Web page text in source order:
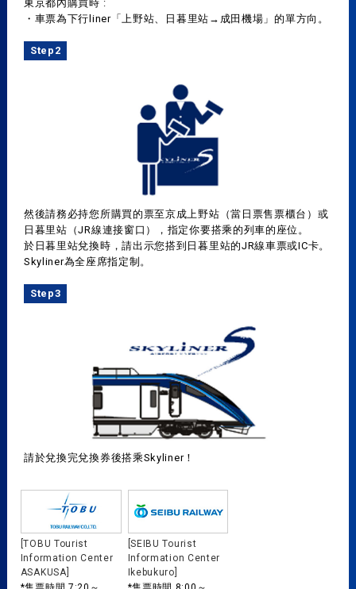
東京都內購買時 :
・車票為下行liner「上野站、日暮里站→成田機場」的單方向。
Step2
然後請務必持您所購買的票至京成上野站（當日票售票櫃台）或
日暮里站（JR線連接窗口），指定你要搭乘的列車的座位。
於日暮里站兌換時，請出示您搭到日暮里站的JR線車票或IC卡。
Skyliner為全座席指定制。
Step3
請於兌換完兌換券後搭乘Skyliner！
[TOBU Tourist
Information Center
ASAKUSA]
[SEIBU Tourist
Information Center
Ikebukuro]